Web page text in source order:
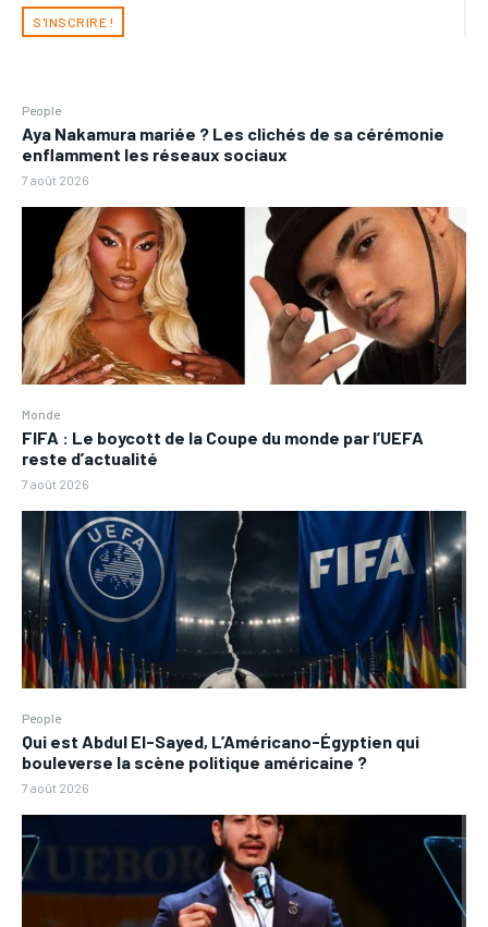
S'INSCRIRE !
People
Aya Nakamura mariée ? Les clichés de sa cérémonie
enflamment les réseaux sociaux
7 août 2026
Monde
FIFA : Le boycott de la Coupe du monde par l’UEFA
reste d’actualité
7 août 2026
People
Qui est Abdul El-Sayed, L’Américano-Égyptien qui
bouleverse la scène politique américaine ?
7 août 2026